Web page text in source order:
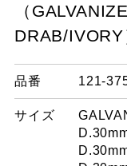
（
DRAB/IVORY
品番 121-
サイズ